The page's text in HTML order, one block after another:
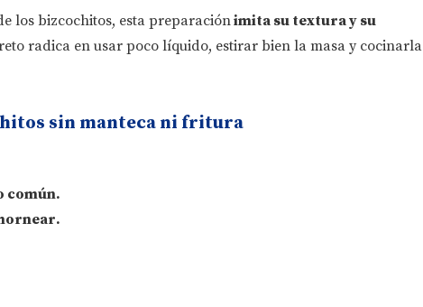
los bizcochitos, esta preparaciónimita su textura y su
radica en usar poco líquido, estirar bien la masa y cocinarla
sin manteca ni fritura
común.
.